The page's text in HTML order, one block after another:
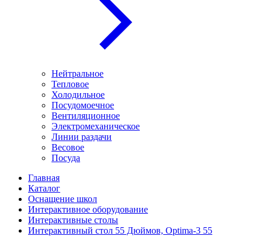
Нейтральное
Тепловое
Холодильное
Посудомоечное
Вентиляционное
Электромеханическое
Линии раздачи
Весовое
Посуда
Главная
Каталог
Оснащение школ
Интерактивное оборудование
Интерактивные столы
Интерактивный стол 55 Дюймов, Optima-3 55